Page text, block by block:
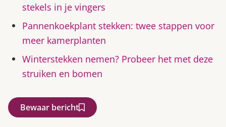
stekels in je vingers
Pannenkoekplant stekken: twee stappen voor
meer kamerplanten
Winterstekken nemen? Probeer het met deze
struiken en bomen
Bewaar bericht